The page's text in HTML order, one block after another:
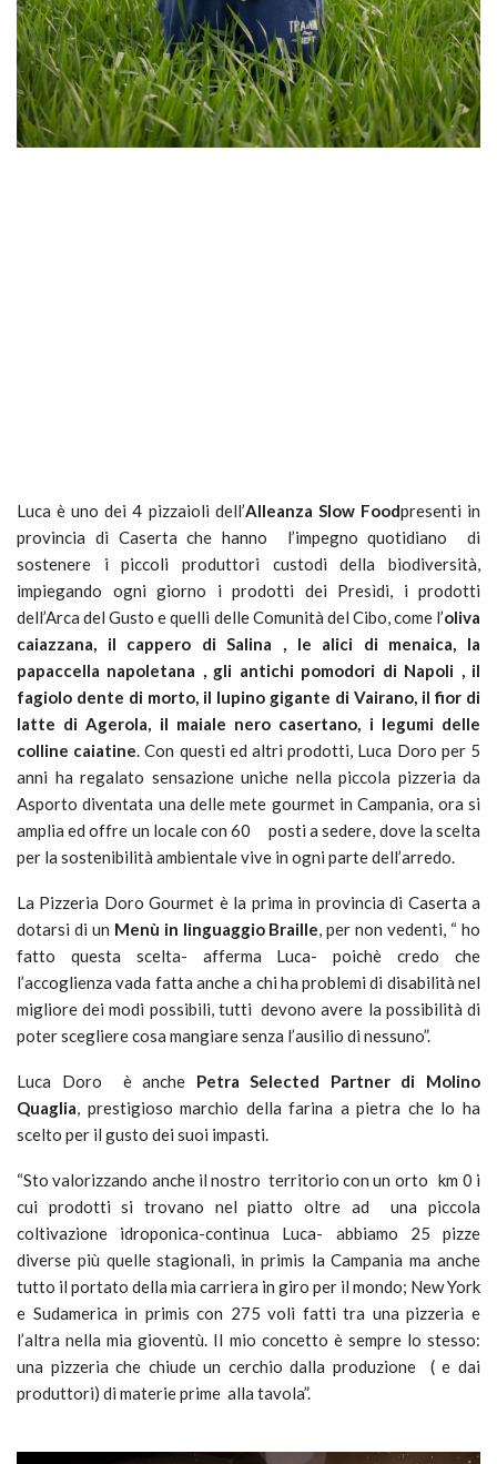
Luca è uno dei 4 pizzaioli dell’Alleanza Slow Foodpresenti in
provincia di Caserta che hanno l’impegno quotidiano di
sostenere i piccoli produttori custodi della biodiversità,
impiegando ogni giorno i prodotti dei Presìdi, i prodotti
dell’Arca del Gusto e quelli delle Comunità del Cibo, come l’oliva
caiazzana, il cappero di Salina , le alici di menaica, la
papaccella napoletana , gli antichi pomodori di Napoli , il
fagiolo dente di morto, il lupino gigante di Vairano, il fior di
latte di Agerola, il maiale nero casertano, i legumi delle
colline caiatine. Con questi ed altri prodotti, Luca Doro per 5
anni ha regalato sensazione uniche nella piccola pizzeria da
Asporto diventata una delle mete gourmet in Campania, ora si
amplia ed offre un locale con 60 posti a sedere, dove la scelta
per la sostenibilità ambientale vive in ogni parte dell’arredo.
La Pizzeria Doro Gourmet è la prima in provincia di Caserta a
dotarsi di un Menù in linguaggio Braille, per non vedenti, “ ho
fatto questa scelta- afferma Luca- poichè credo che
l’accoglienza vada fatta anche a chi ha problemi di disabilità nel
migliore dei modi possibili, tutti devono avere la possibilità di
poter scegliere cosa mangiare senza l’ausilio di nessuno”.
Luca Doro è anche Petra Selected Partner di Molino
Quaglia, prestigioso marchio della farina a pietra che lo ha
scelto per il gusto dei suoi impasti.
“Sto valorizzando anche il nostro territorio con un orto km 0 i
cui prodotti si trovano nel piatto oltre ad una piccola
coltivazione idroponica-continua Luca- abbiamo 25 pizze
diverse più quelle stagionali, in primis la Campania ma anche
tutto il portato della mia carriera in giro per il mondo; New York
e Sudamerica in primis con 275 voli fatti tra una pizzeria e
l’altra nella mia gioventù. Il mio concetto è sempre lo stesso:
una pizzeria che chiude un cerchio dalla produzione ( e dai
produttori) di materie prime alla tavola”.